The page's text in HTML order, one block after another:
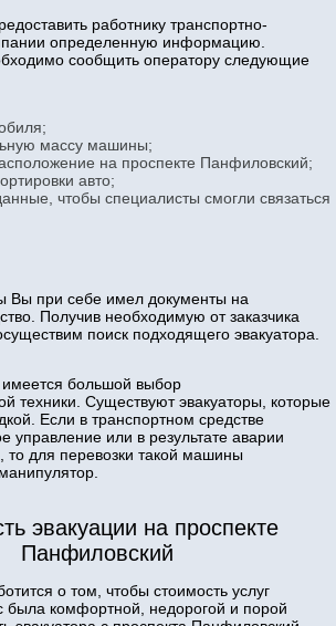
работнику транспортно-
определенную информацию.
сообщить оператору следующие
массу машины;
на проспекте Панфиловский;
авто;
чтобы специалисты смогли связаться
Вы при себе имел документы на
Получив необходимую от заказчика
поиск подходящего эвакуатора.
большой выбор
техники. Существуют эвакуаторы, которые
Если в транспортном средстве
управление или в результате аварии
то для перевозки такой машины
эвакуации на проспекте
Панфиловский
о том, чтобы стоимость услуг
была комфортной, недорогой и порой